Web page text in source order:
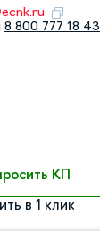
8 800 777 18 43
КП
в 1 клик